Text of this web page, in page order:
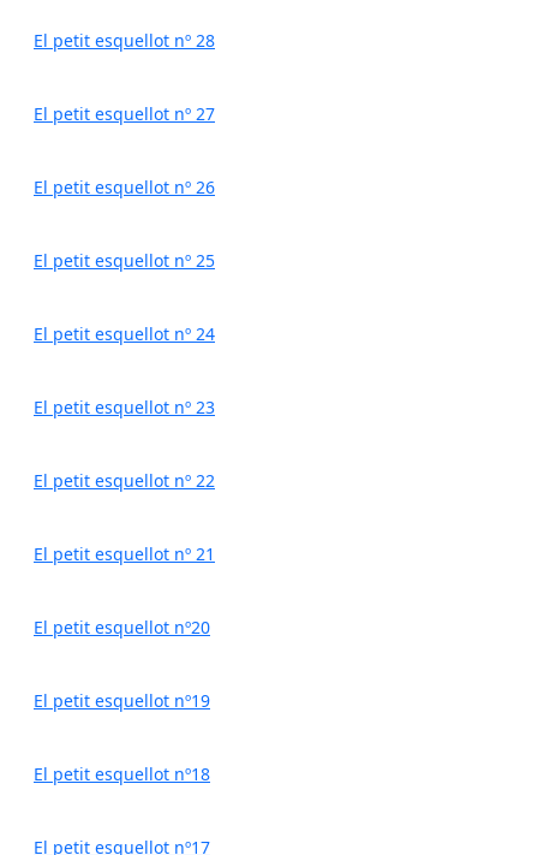
El petit esquellot nº 28
El petit esquellot nº 27
El petit esquellot nº 26
El petit esquellot nº 25
El petit esquellot nº 24
El petit esquellot nº 23
El petit esquellot nº 22
El petit esquellot nº 21
El petit esquellot nº20
El petit esquellot nº19
El petit esquellot nº18
El petit esquellot nº17